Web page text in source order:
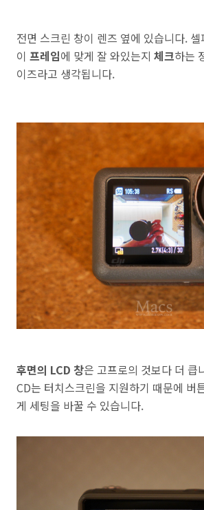
전면 스크린 창이 렌즈 옆에 있습니다.
이 프레임에 맞게 잘 와있는지 체크하는
이즈라고 생각됩니다.
후면의 LCD 창은 고프로의 것보다 더 큽
CD는 터치스크린을 지원하기 때문에 버
게 세팅을 바꿀 수 있습니다.